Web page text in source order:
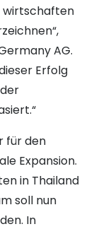
wirtschaften
AG.
Erfolg
für den
Expansion.
in Thailand
soll nun
In